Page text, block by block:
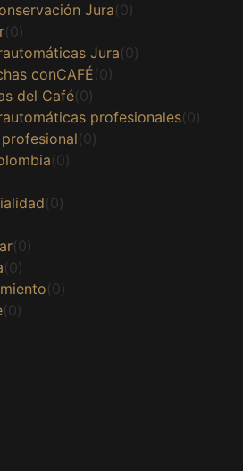
Jura(0)
(0)
Jura(0)
conCAFÉ(0)
del Café(0)
profesionales(0)
(0)
(0)
(0)
(0)
(0)
(0)
(0)